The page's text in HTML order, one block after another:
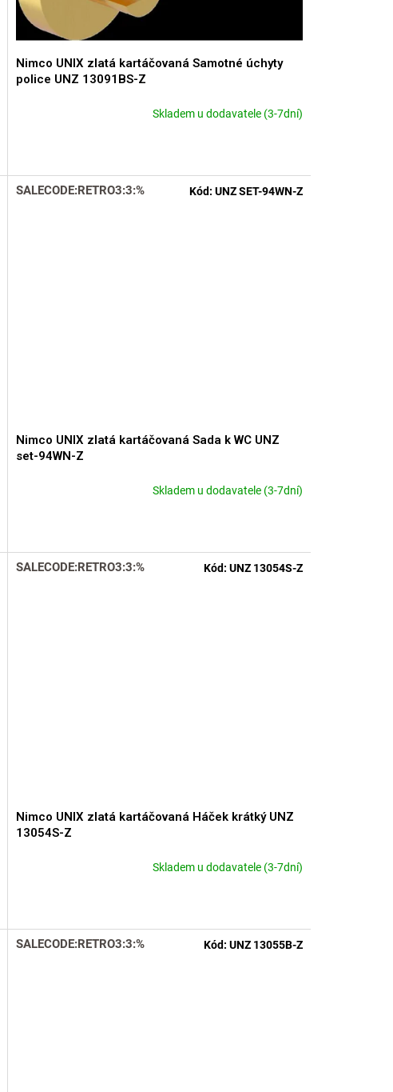
Nimco UNIX zlatá kartáčovaná Samotné úchyty
police UNZ 13091BS-Z
Skladem u dodavatele (3-7dní)
SALECODE:RETRO3:3:%
Nimco UNIX zlatá kartáčovaná Sada k WC UNZ
set-94WN-Z
Skladem u dodavatele (3-7dní)
Kód: UNZ SET-94WN-Z
SALECODE:RETRO3:3:%
Nimco UNIX zlatá kartáčovaná Háček krátký UNZ
13054S-Z
Skladem u dodavatele (3-7dní)
Kód: UNZ 13054S-Z
SALECODE:RETRO3:3:% Kód: UNZ 13055B-Z